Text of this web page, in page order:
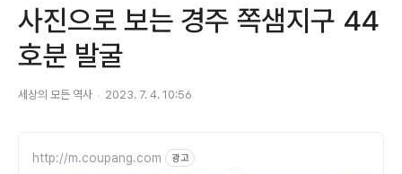
사진으로 보는 경주 쪽샘지구 44
호분 발굴
세상의 모든 역사 2023. 7. 4. 10:56
http://m.coupang.com 광고